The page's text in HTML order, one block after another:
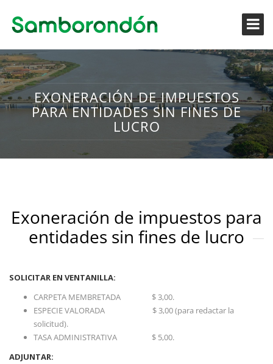
EXONERACIÓN DE IMPUESTOS
PARA ENTIDADES SIN FINES DE
LUCRO
Exoneración de impuestos para
entidades sin fines de lucro
SOLICITAR EN VENTANILLA:
CARPETA MEMBRETADA $ 3,00.
ESPECIE VALORADA $ 3,00 (para redactar la
solicitud).
TASA ADMINISTRATIVA $ 5,00.
ADJUNTAR: